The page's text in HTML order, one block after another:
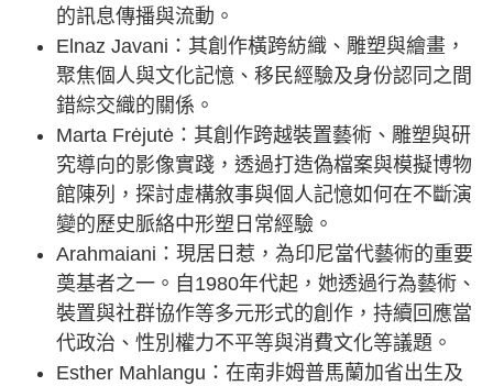
的訊息傳播與流動。
Elnaz Javani：其創作橫跨紡織、雕塑與繪畫，
聚焦個人與文化記憶、移民經驗及身份認同之間
錯綜交織的關係。
Marta Frėjutė：其創作跨越裝置藝術、雕塑與研
究導向的影像實踐，透過打造偽檔案與模擬博物
館陳列，探討虛構敘事與個人記憶如何在不斷演
變的歷史脈絡中形塑日常經驗。
Arahmaiani：現居日惹，為印尼當代藝術的重要
奠基者之一。自1980年代起，她透過行為藝術、
裝置與社群協作等多元形式的創作，持續回應當
代政治、性別權力不平等與消費文化等議題。
Esther Mahlangu：在南非姆普馬蘭加省出生及